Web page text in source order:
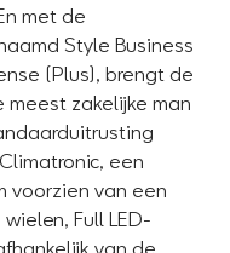
met de
Style Business
(Plus), brengt de
meest zakelijke man
een
voorzien van een
Full LED-
van de